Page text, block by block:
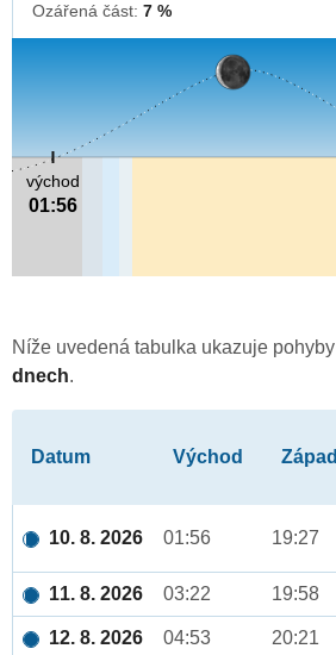
Ozářená část: 7 %
východ
01:56
Níže uvedená tabulka ukazuje pohyby
dnech.
Datum Východ Západ
10. 8. 2026 01:56 19:27
11. 8. 2026 03:22 19:58
12. 8. 2026 04:53 20:21